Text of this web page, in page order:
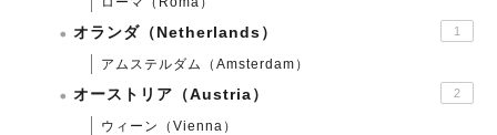
オランダ（Netherlands） 1
アムステルダム（Amsterdam）
オーストリア（Austria） 2
ウィーン（Vienna）